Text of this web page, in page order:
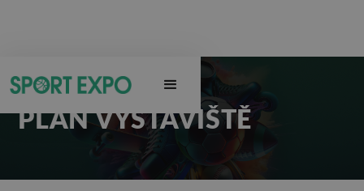
PLÁN VÝSTAVIŠTĚ